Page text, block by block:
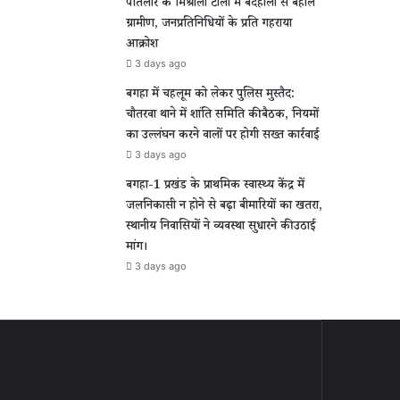
पतिलार के मिश्रौली टोला में बदहाली से बेहाल
ग्रामीण, जनप्रतिनिधियों के प्रति गहराया
आक्रोश
3 days ago
बगहा में चहलूम को लेकर पुलिस मुस्तैद:
चौतरवा थाने में शांति समिति की बैठक, नियमों
का उल्लंघन करने वालों पर होगी सख्त कार्रवाई
3 days ago
बगहा-1 प्रखंड के प्राथमिक स्वास्थ्य केंद्र में
जलनिकासी न होने से बढ़ा बीमारियों का खतरा,
स्थानीय निवासियों ने व्यवस्था सुधारने की उठाई
मांग।
3 days ago